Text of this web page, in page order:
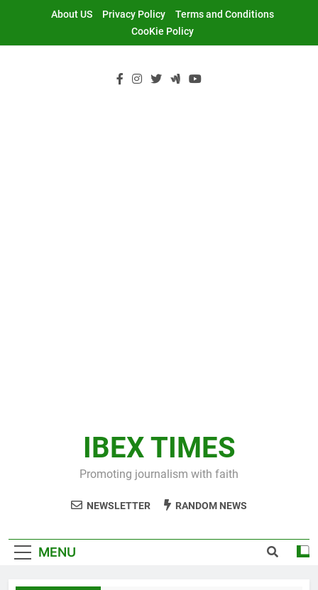
About US Privacy Policy
Terms and Conditions
CooKie Policy
IBEX TIMES
Promoting journalism with faith
NEWSLETTER RANDOM NEWS
MENU